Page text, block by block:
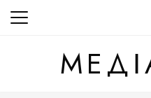
Перейти
до